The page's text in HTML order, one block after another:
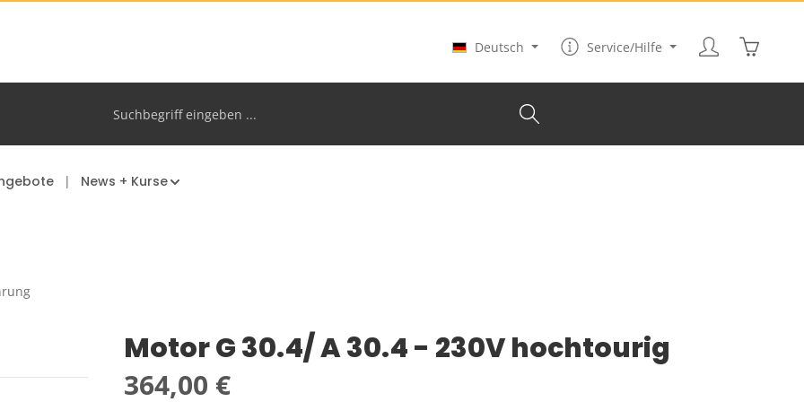
Deutsch
Service/Hilfe
News + Kurse
Motor G 30.4/ A 30.4 - 230V hochtourig
Regulärer Preis:
364,00 €